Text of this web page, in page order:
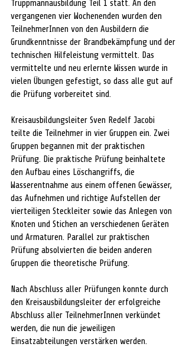
Truppmannausbildung Teil 1 statt. An den
vergangenen vier Wochenenden wurden den
TeilnehmerInnen von den Ausbildern die
Grundkenntnisse der Brandbekämpfung und der
technischen Hilfeleistung vermittelt. Das
vermittelte und neu erlernte Wissen wurde in
vielen Übungen gefestigt, so dass alle gut auf
die Prüfung vorbereitet sind.
Kreisausbildungsleiter Sven Redelf Jacobi
teilte die Teilnehmer in vier Gruppen ein. Zwei
Gruppen begannen mit der praktischen
Prüfung. Die praktische Prüfung beinhaltete
den Aufbau eines Löschangriffs, die
Wasserentnahme aus einem offenen Gewässer,
das Aufnehmen und richtige Aufstellen der
vierteiligen Steckleiter sowie das Anlegen von
Knoten und Stichen an verschiedenen Geräten
und Armaturen. Parallel zur praktischen
Prüfung absolvierten die beiden anderen
Gruppen die theoretische Prüfung.
Nach Abschluss aller Prüfungen konnte durch
den Kreisausbildungsleiter der erfolgreiche
Abschluss aller TeilnehmerInnen verkündet
werden, die nun die jeweiligen
Einsatzabteilungen verstärken werden.